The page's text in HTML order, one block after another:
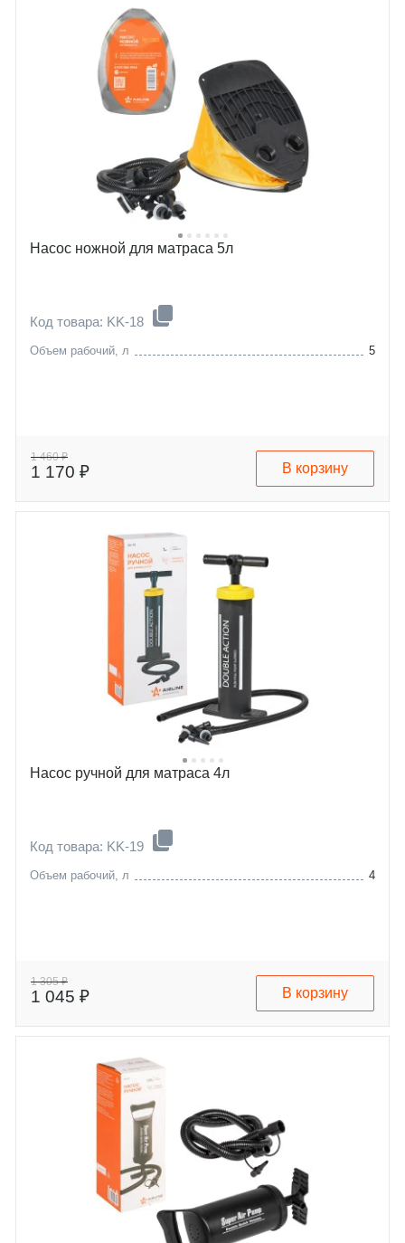
Насос ножной для матраса 5л
Код товара: KK-18
Объем рабочий, л 5
1 460 ₽
1 170 ₽ В корзину
Насос ручной для матраса 4л
Код товара: KK-19
Объем рабочий, л 4
1 305 ₽
1 045 ₽ В корзину